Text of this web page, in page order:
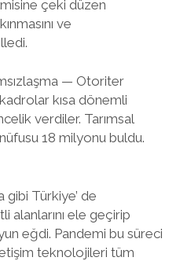
çeki düzen
ve
— Otoriter
kısa dönemli
verdiler. Tarımsal
18 milyonu buldu.
Türkiye’ de
alanlarını ele geçirip
eğdi. Pandemi bu süreci
teknolojileri tüm